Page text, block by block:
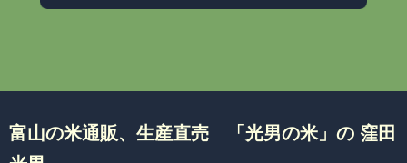
富山の米通販、生産直売 「光男の米」の 窪田